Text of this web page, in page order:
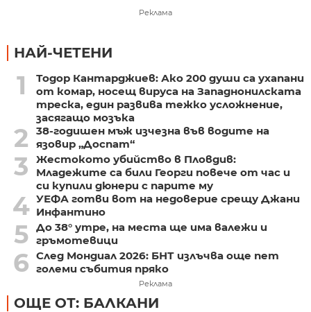
Реклама
НАЙ-ЧЕТЕНИ
1
Тодор Кантарджиев: Ако 200 души са ухапани
от комар, носещ вируса на Западнонилската
треска, един развива тежко усложнение,
засягащо мозъка
2
38-годишен мъж изчезна във водите на
язовир „Доспат“
3
Жестокото убийство в Пловдив:
Младежите са били Георги повече от час и
си купили дюнери с парите му
4 УЕФА готви вот на недоверие срещу Джани
Инфантино
5 До 38° утре, на места ще има валежи и
гръмотевици
6 След Мондиал 2026: БНТ излъчва още пет
големи събития пряко
Реклама
ОЩЕ ОТ: БАЛКАНИ